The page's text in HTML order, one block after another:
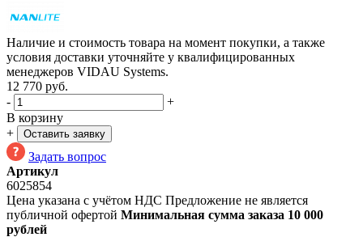
Наличие и стоимость товара на момент покупки, а также
условия доставки уточняйте у квалифицированных
менеджеров VIDAU Systems.
12 770 руб.
-
+
В корзину
+
Оставить заявку
Задать вопрос
Артикул
6025854
Цена указана с учётом НДС Предложение не является
публичной офертой Минимальная сумма заказа 10 000
рублей